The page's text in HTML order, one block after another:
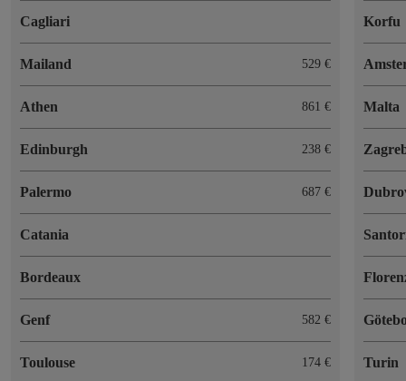
Cagliari
Mailand 529 €
Athen 861 €
Edinburgh 238 €
Palermo 687 €
Catania
Bordeaux
Genf 582 €
Toulouse 174 €
Korfu
Malta
Turin